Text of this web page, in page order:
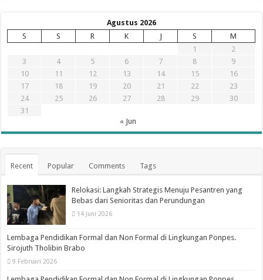
Agustus 2026
S
S R K J S
M
1
2
3
4 5 6 7 8
9
10
11 12 13 14 15
16
17
18 19 20 21 22
23
24
25 26 27 28 29
30
31
« Jun
Recent Popular Comments Tags
Relokasi: Langkah Strategis Menuju Pesantren yang
Bebas dari Senioritas dan Perundungan
14 Juni 2026
Lembaga Pendidikan Formal dan Non Formal di Lingkungan Ponpes.
Sirojuth Tholibin Brabo
9 Februari 2026